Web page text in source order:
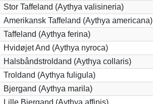
Stor Taffeland (Aythya valisineria)
Amerikansk Taffeland (Aythya americana)
Taffeland (Aythya ferina)
Hvidøjet And (Aythya nyroca)
Halsbåndstroldand (Aythya collaris)
Troldand (Aythya fuligula)
Bjergand (Aythya marila)
Lille Bjergand (Aythya affinis)